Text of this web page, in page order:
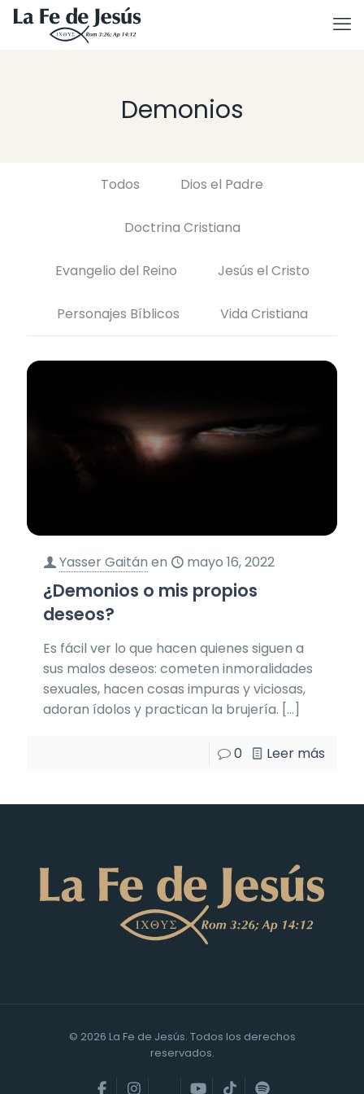
Demonios
Todos Dios el Padre
Doctrina Cristiana
Evangelio del Reino Jesús el Cristo
Personajes Bíblicos Vida Cristiana
Yasser Gaitán en mayo 16, 2022
¿Demonios o mis propios
deseos?
Es fácil ver lo que hacen quienes siguen a
sus malos deseos: cometen inmoralidades
sexuales, hacen cosas impuras y viciosas,
adoran ídolos y practican la brujería. […]
0 Leer más
© 2026 La Fe de Jesús. Todos los derechos
reservados.